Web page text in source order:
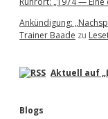
Ankündigung:
Trainer Baade zu
Aktuell auf
Blogs